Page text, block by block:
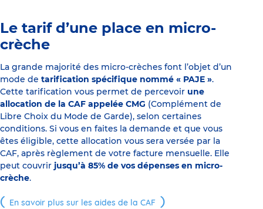
Le tarif d’une place en micro-
crèche
La grande majorité des micro-crèches font l’objet d’un
mode de tarification spécifique nommé « PAJE ».
Cette tarification vous permet de percevoir une
allocation de la CAF appelée CMG (Complément de
Libre Choix du Mode de Garde), selon certaines
conditions. Si vous en faites la demande et que vous
êtes éligible, cette allocation vous sera versée par la
CAF, après règlement de votre facture mensuelle. Elle
peut couvrir jusqu’à 85% de vos dépenses en micro-
crèche.
En savoir plus sur les aides de la CAF